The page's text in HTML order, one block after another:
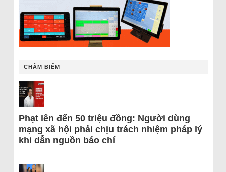
CHÂM BIẾM
Phạt lên đến 50 triệu đồng: Người dùng
mạng xã hội phải chịu trách nhiệm pháp lý
khi dẫn nguồn báo chí